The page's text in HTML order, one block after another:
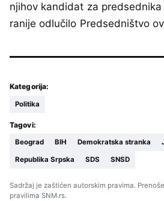
njihov kandidat za predsednika
ranije odlučilo Predsedništvo
Kategorija:
Politika
Tagovi:
Beograd BIH Demokratska stranka
Republika Srpska SDS SNSD
Sadržaj je zaštićen autorskim pravima.
pravilima SNM.rs.